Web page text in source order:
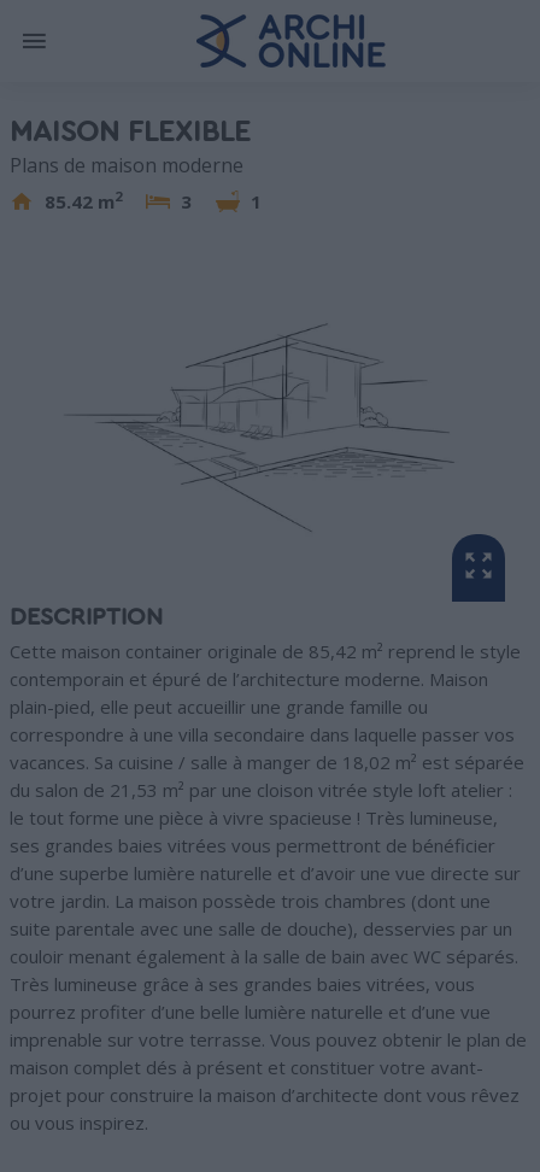
MAISON FLEXIBLE
Plans de maison moderne
85.42 m2 3 1
DESCRIPTION
Cette maison container originale de 85,42 m² reprend le style
contemporain et épuré de l’architecture moderne. Maison
plain-pied, elle peut accueillir une grande famille ou
correspondre à une villa secondaire dans laquelle passer vos
vacances. Sa cuisine / salle à manger de 18,02 m² est séparée
du salon de 21,53 m² par une cloison vitrée style loft atelier :
le tout forme une pièce à vivre spacieuse ! Très lumineuse,
ses grandes baies vitrées vous permettront de bénéficier
d’une superbe lumière naturelle et d’avoir une vue directe sur
votre jardin. La maison possède trois chambres (dont une
suite parentale avec une salle de douche), desservies par un
couloir menant également à la salle de bain avec WC séparés.
Très lumineuse grâce à ses grandes baies vitrées, vous
pourrez profiter d’une belle lumière naturelle et d’une vue
imprenable sur votre terrasse. Vous pouvez obtenir le plan de
maison complet dés à présent et constituer votre avant-
projet pour construire la maison d’architecte dont vous rêvez
ou vous inspirez.